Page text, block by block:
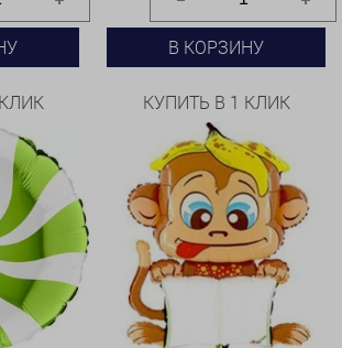
В КОРЗИНУ
КУПИТЬ В 1 КЛИК